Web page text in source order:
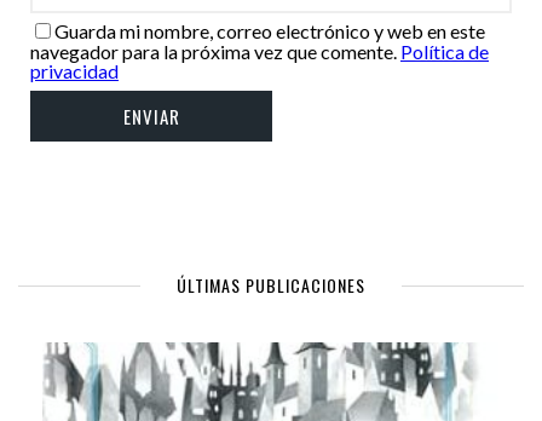
Guarda mi nombre, correo electrónico y web en este
navegador para la próxima vez que comente. Política de
privacidad
ÚLTIMAS PUBLICACIONES